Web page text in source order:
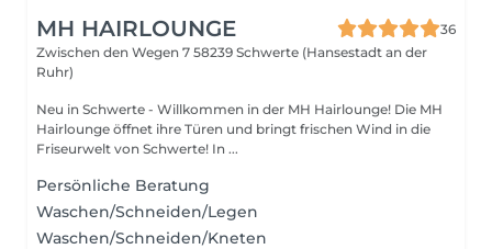
MH HAIRLOUNGE
36
Zwischen den Wegen 7 58239 Schwerte (Hansestadt an der
Ruhr)
Neu in Schwerte - Willkommen in der MH Hairlounge! Die MH
Hairlounge öffnet ihre Türen und bringt frischen Wind in die
Friseurwelt von Schwerte! In ...
Persönliche Beratung
Waschen/Schneiden/Legen
Waschen/Schneiden/Kneten